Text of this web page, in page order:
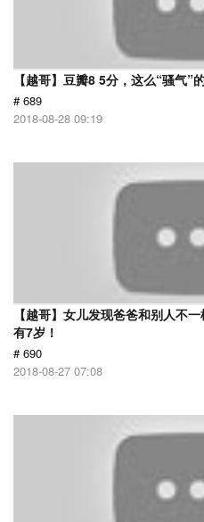
【越哥】豆瓣8 5分，这么“骚气”
# 689
2018-08-28 09:19
【越哥】女儿发现爸爸和别人不
有7岁！
# 690
2018-08-27 07:08